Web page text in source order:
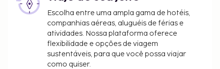
Escolha entre uma ampla gama de hotéis,
companhias aéreas, aluguéis de férias e
atividades. Nossa plataforma oferece
flexibilidade e opções de viagem
sustentáveis, para que você possa viajar
como quiser.